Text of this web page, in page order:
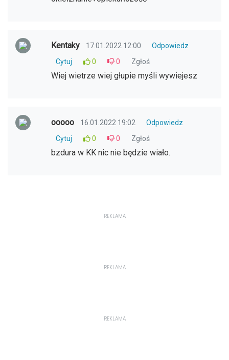
Kentaky 17.01.2022 12:00
Odpowiedz
Cytuj
0 0 Zgłoś
Wiej wietrze wiej głupie myśli wywiejesz
ooooo 16.01.2022 19:02
Odpowiedz
Cytuj
0 0 Zgłoś
bzdura w KK nic nie będzie wiało.
REKLAMA
REKLAMA
REKLAMA